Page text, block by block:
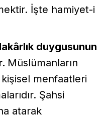
İşte hamiyet-i
duygusunun
Müslümanların
menfaatleri
Şahsi
atarak